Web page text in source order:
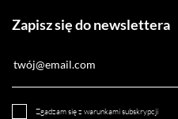
Zapisz się do newslettera
Zgadzam się z warunkami subskrypcji